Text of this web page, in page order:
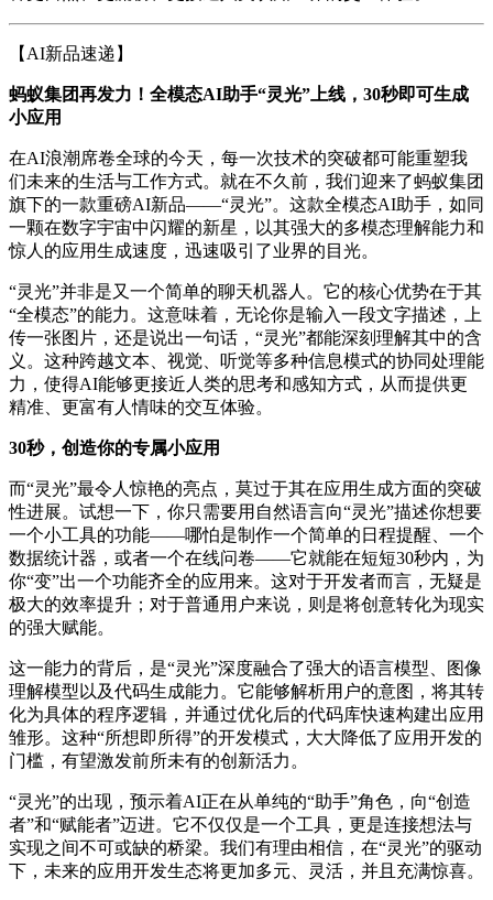
【AI新品速递】
蚂蚁集团再发力！全模态AI助手“灵光”上线，30秒即可生成
小应用
在AI浪潮席卷全球的今天，每一次技术的突破都可能重塑我
们未来的生活与工作方式。就在不久前，我们迎来了蚂蚁集团
旗下的一款重磅AI新品——“灵光”。这款全模态AI助手，如同
一颗在数字宇宙中闪耀的新星，以其强大的多模态理解能力和
惊人的应用生成速度，迅速吸引了业界的目光。
“灵光”并非是又一个简单的聊天机器人。它的核心优势在于其
“全模态”的能力。这意味着，无论你是输入一段文字描述，上
传一张图片，还是说出一句话，“灵光”都能深刻理解其中的含
义。这种跨越文本、视觉、听觉等多种信息模式的协同处理能
力，使得AI能够更接近人类的思考和感知方式，从而提供更
精准、更富有人情味的交互体验。
30秒，创造你的专属小应用
而“灵光”最令人惊艳的亮点，莫过于其在应用生成方面的突破
性进展。试想一下，你只需要用自然语言向“灵光”描述你想要
一个小工具的功能——哪怕是制作一个简单的日程提醒、一个
数据统计器，或者一个在线问卷——它就能在短短30秒内，为
你“变”出一个功能齐全的应用来。这对于开发者而言，无疑是
极大的效率提升；对于普通用户来说，则是将创意转化为现实
的强大赋能。
这一能力的背后，是“灵光”深度融合了强大的语言模型、图像
理解模型以及代码生成能力。它能够解析用户的意图，将其转
化为具体的程序逻辑，并通过优化后的代码库快速构建出应用
雏形。这种“所想即所得”的开发模式，大大降低了应用开发的
门槛，有望激发前所未有的创新活力。
“灵光”的出现，预示着AI正在从单纯的“助手”角色，向“创造
者”和“赋能者”迈进。它不仅仅是一个工具，更是连接想法与
实现之间不可或缺的桥梁。我们有理由相信，在“灵光”的驱动
下，未来的应用开发生态将更加多元、灵活，并且充满惊喜。